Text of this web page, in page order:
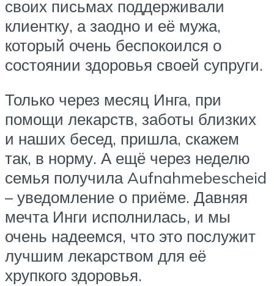
своих письмах поддерживали
клиентку, а заодно и её мужа,
который очень беспокоился о
состоянии здоровья своей супруги.
Только через месяц Инга, при
помощи лекарств, заботы близких
и наших бесед, пришла, скажем
так, в норму. А ещё через неделю
семья получила Aufnahmebescheid
– уведомление о приёме. Давняя
мечта Инги исполнилась, и мы
очень надеемся, что это послужит
лучшим лекарством для её
хрупкого здоровья.